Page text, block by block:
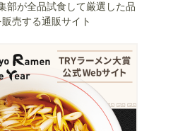
部が全品試食して厳選した品
売する通販サイト